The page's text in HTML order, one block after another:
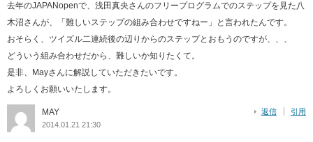
去年のJAPANopenで、浅田真央さんのフリープログラムでのステップを見た八
木沼さんが、「難しいステップの組み合わせですねー」と言われたんです。
おそらく、ツイズル二連続後の辺りからのステップとおもうのですが、、、
どういう組み合わせだから、難しいか知りたくて。
是非、Mayさんに解説していただきたいです。
よろしくお願いいたします。
MAY
2014.01.21 21:30
返信 引用